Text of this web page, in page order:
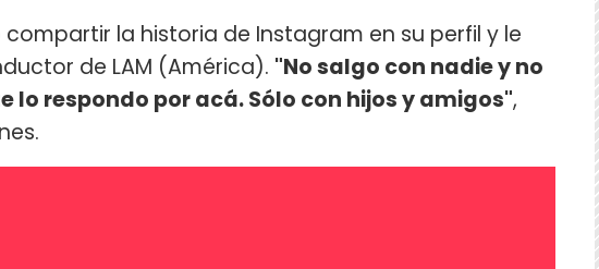
compartir la historia de Instagram en su perfil y le
de LAM (América). "No salgo con nadie y no
lo respondo por acá. Sólo con hijos y amigos",